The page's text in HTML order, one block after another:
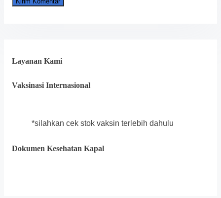
Layanan Kami
Vaksinasi Internasional
*silahkan cek stok vaksin terlebih dahulu
Dokumen Kesehatan Kapal